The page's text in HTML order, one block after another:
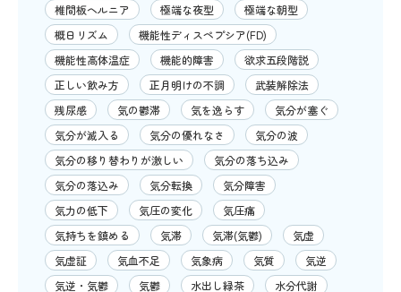
椎間板ヘルニア
極端な夜型
極端な朝型
概日リズム
機能性ディスペプシア(FD)
機能性高体温症
機能的障害
欲求五段階説
正しい飲み方
正月明けの不調
武装解除法
残尿感
気の鬱滞 気を逸らす
気分が塞ぐ
気分が滅入る
気分の優れなさ
気分の波
気分の移り替わりが激しい
気分の落ち込み
気分の落込み
気分転換
気分障害
気力の低下
気圧の変化
気圧痛
気持ちを鎮める
気滞 気滞(気鬱)
気虚
気虚証
気血不足 気象病 気質
気逆
気逆・気鬱
気鬱 水出し緑茶 水分代謝